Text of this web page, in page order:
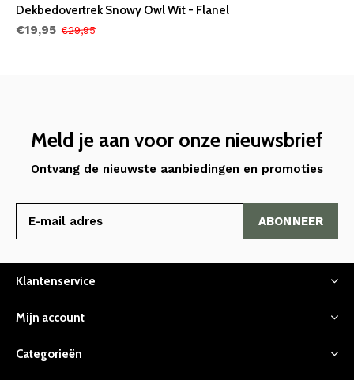
Dekbedovertrek Snowy Owl Wit - Flanel
€19,95 €29,95
Meld je aan voor onze nieuwsbrief
Ontvang de nieuwste aanbiedingen en promoties
ABONNEER
Klantenservice
Mijn account
Categorieën